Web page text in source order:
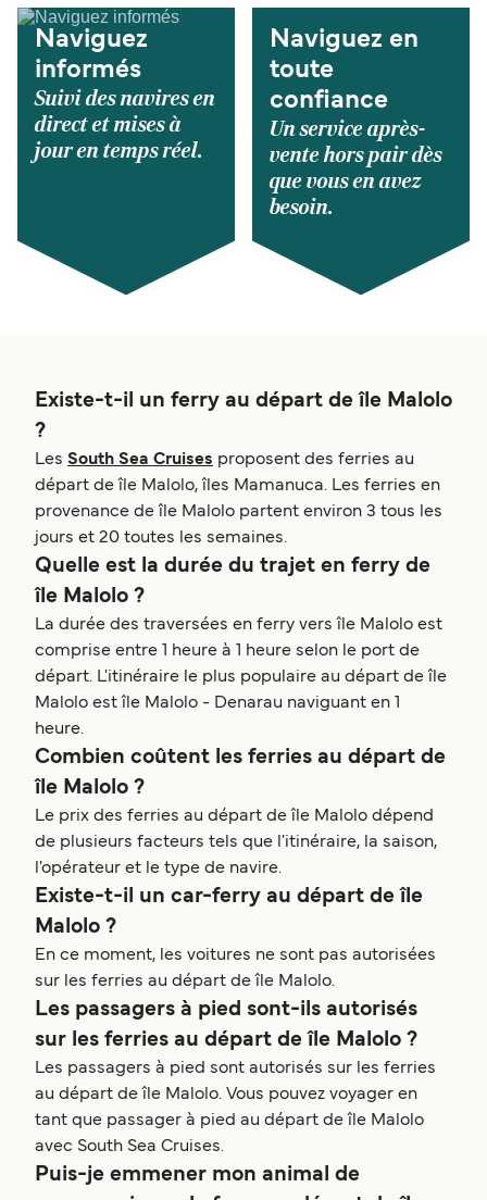
Naviguez
informés
Suivi des navires en
direct et mises à
jour en temps réel.
Naviguez en
toute
confiance
Un service après-
vente hors pair dès
que vous en avez
besoin.
Existe-t-il un ferry au départ de île Malolo
?
Les South Sea Cruises proposent des ferries au
départ de île Malolo, îles Mamanuca. Les ferries en
provenance de île Malolo partent environ 3 tous les
jours et 20 toutes les semaines.
Quelle est la durée du trajet en ferry de
île Malolo ?
La durée des traversées en ferry vers île Malolo est
comprise entre 1 heure à 1 heure selon le port de
départ. L'itinéraire le plus populaire au départ de île
Malolo est île Malolo - Denarau naviguant en 1
heure.
Combien coûtent les ferries au départ de
île Malolo ?
Le prix des ferries au départ de île Malolo dépend
de plusieurs facteurs tels que l'itinéraire, la saison,
l'opérateur et le type de navire.
Existe-t-il un car-ferry au départ de île
Malolo ?
En ce moment, les voitures ne sont pas autorisées
sur les ferries au départ de île Malolo.
Les passagers à pied sont-ils autorisés
sur les ferries au départ de île Malolo ?
Les passagers à pied sont autorisés sur les ferries
au départ de île Malolo. Vous pouvez voyager en
tant que passager à pied au départ de île Malolo
avec South Sea Cruises.
Puis-je emmener mon animal de